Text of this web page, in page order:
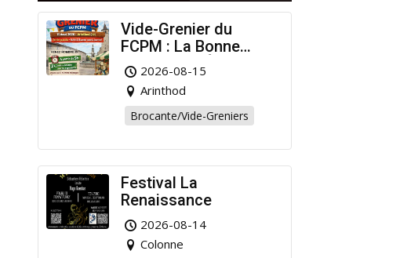
Vide-Grenier du
FCPM : La Bonne
Affaire de l’Été à
Arinthod !
2026-08-15
Arinthod
Brocante/Vide-Greniers
Festival La
Renaissance
2026-08-14
Colonne